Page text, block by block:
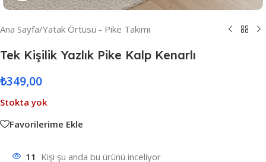
Ana Sayfa/Yatak Örtüsü - Pike Takımı
Tek Kişilik Yazlık Pike Kalp Kenarlı
₺349,00
Stokta yok
Favorilerime Ekle
11 Kişi şu anda bu ürünü inceliyor